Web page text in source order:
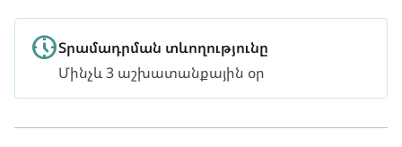
Տրամադրման տևողությունը
Մինչև 3 աշխատանքային օր